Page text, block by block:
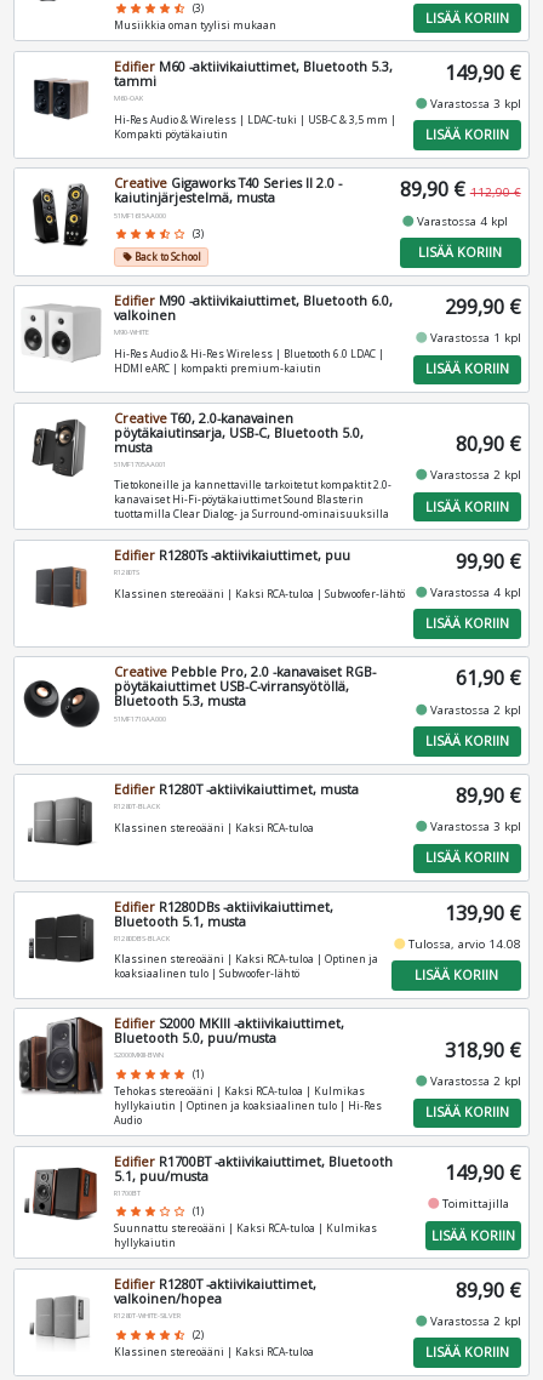
star star star star star_half (3)
Musiikkia oman tyylisi mukaan
LISÄÄ KORIIN
Edifier M60 -aktiivikaiuttimet, Bluetooth 5.3,
tammi
M60-OAK
Hi‑Res Audio & Wireless | LDAC‑tuki | USB‑C & 3,5 mm |
Kompakti pöytäkaiutin
149,90 €
fiber_manual_recordVarastossa 3 kpl
LISÄÄ KORIIN
Creative Gigaworks T40 Series II 2.0 -
kaiutinjärjestelmä, musta
51MF1615AA000
star star star star_half star_border (3)
local_offerBack to School
89,90 € 112,90 €
fiber_manual_recordVarastossa 4 kpl
LISÄÄ KORIIN
Edifier M90 -aktiivikaiuttimet, Bluetooth 6.0,
valkoinen
M90-WHITE
Hi‑Res Audio & Hi‑Res Wireless | Bluetooth 6.0 LDAC |
HDMI eARC | kompakti premium‑kaiutin
299,90 €
fiber_manual_recordVarastossa 1 kpl
LISÄÄ KORIIN
CreativeT60, 2.0-kanavainen
pöytäkaiutinsarja, USB-C, Bluetooth 5.0,
musta
51MF1705AA001
Tietokoneille ja kannettaville tarkoitetut kompaktit 2.0-
kanavaiset Hi-Fi-pöytäkaiuttimet Sound Blasterin
tuottamilla Clear Dialog- ja Surround-ominaisuuksilla
80,90 €
fiber_manual_recordVarastossa 2 kpl
LISÄÄ KORIIN
Edifier R1280Ts -aktiivikaiuttimet, puu
R1280TS
Klassinen stereoääni | Kaksi RCA‑tuloa | Subwoofer‑lähtö
99,90 €
fiber_manual_recordVarastossa 4 kpl
LISÄÄ KORIIN
Creative Pebble Pro, 2.0 -kanavaiset RGB-
pöytäkaiuttimet USB-C-virransyötöllä,
Bluetooth 5.3, musta
51MF1710AA000
61,90 €
fiber_manual_recordVarastossa 2 kpl
LISÄÄ KORIIN
Edifier R1280T -aktiivikaiuttimet, musta
R1280T-BLACK
Klassinen stereoääni | Kaksi RCA‑tuloa
89,90 €
fiber_manual_recordVarastossa 3 kpl
LISÄÄ KORIIN
Edifier R1280DBs -aktiivikaiuttimet,
Bluetooth 5.1, musta
R1280DBS-BLACK
Klassinen stereoääni | Kaksi RCA‑tuloa | Optinen ja
koaksiaalinen tulo | Subwoofer‑lähtö
139,90 €
fiber_manual_recordTulossa, arvio 14.08
LISÄÄ KORIIN
Edifier S2000 MKIII -aktiivikaiuttimet,
Bluetooth 5.0, puu/musta
S2000MKIII-BWN
star star star star star (1)
Tehokas stereoääni | Kaksi RCA‑tuloa | Kulmikas
hyllykaiutin | Optinen ja koaksiaalinen tulo | Hi‑Res
Audio
318,90 €
fiber_manual_recordVarastossa 2 kpl
LISÄÄ KORIIN
Edifier R1700BT -aktiivikaiuttimet, Bluetooth
5.1, puu/musta
R1700BT
star star star star_border star_border (1)
Suunnattu stereoääni | Kaksi RCA‑tuloa | Kulmikas
hyllykaiutin
149,90 €
fiber_manual_recordToimittajilla
LISÄÄ KORIIN
Edifier R1280T -aktiivikaiuttimet,
valkoinen/hopea
R1280T-WHITE-SILVER
star star star star star_half (2)
Klassinen stereoääni | Kaksi RCA‑tuloa
89,90 €
fiber_manual_recordVarastossa 2 kpl
LISÄÄ KORIIN